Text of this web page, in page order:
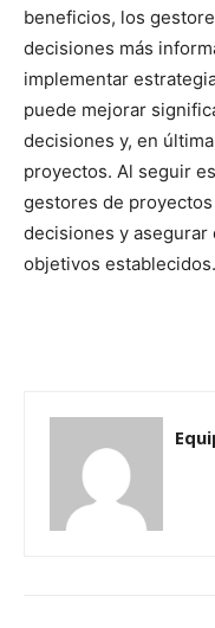
beneficios, los
decisiones más
implementar
puede mejorar
decisiones y, en
proyectos. Al seguir
gestores de
decisiones y asegurar
objetivos establecidos.